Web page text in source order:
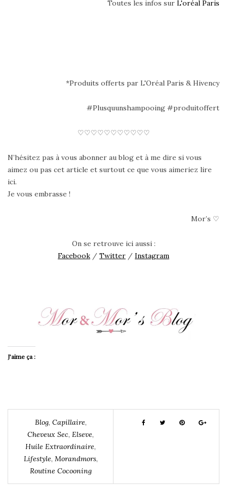
Toutes les infos sur L'oréal Paris
*Produits offerts par L'Oréal Paris & Hivency
#Plusquunshampooing #produitoffert
♡♡♡♡♡♡♡♡♡♡♡
N’hésitez pas à vous abonner au blog et à me dire si vous
aimez ou pas cet article et surtout ce que vous aimeriez lire
ici.
Je vous embrasse !
Mor’s ♡
On se retrouve ici aussi :
Facebook / Twitter / Instagram
J’aime ça :
Blog, Capillaire,
Cheveux Sec, Elseve,
Huile Extraordinaire,
Lifestyle, Morandmors,
Routine Cocooning